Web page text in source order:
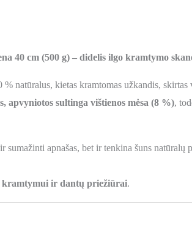
40 cm (500 g) – didelis ilgo kramtymo
% natūralus, kietas kramtomas užkandis,
apvyniotos sultinga vištienos mėsa (8 %),
apnašas, bet ir tenkina šuns natūralų
kramtymui ir dantų priežiūrai.